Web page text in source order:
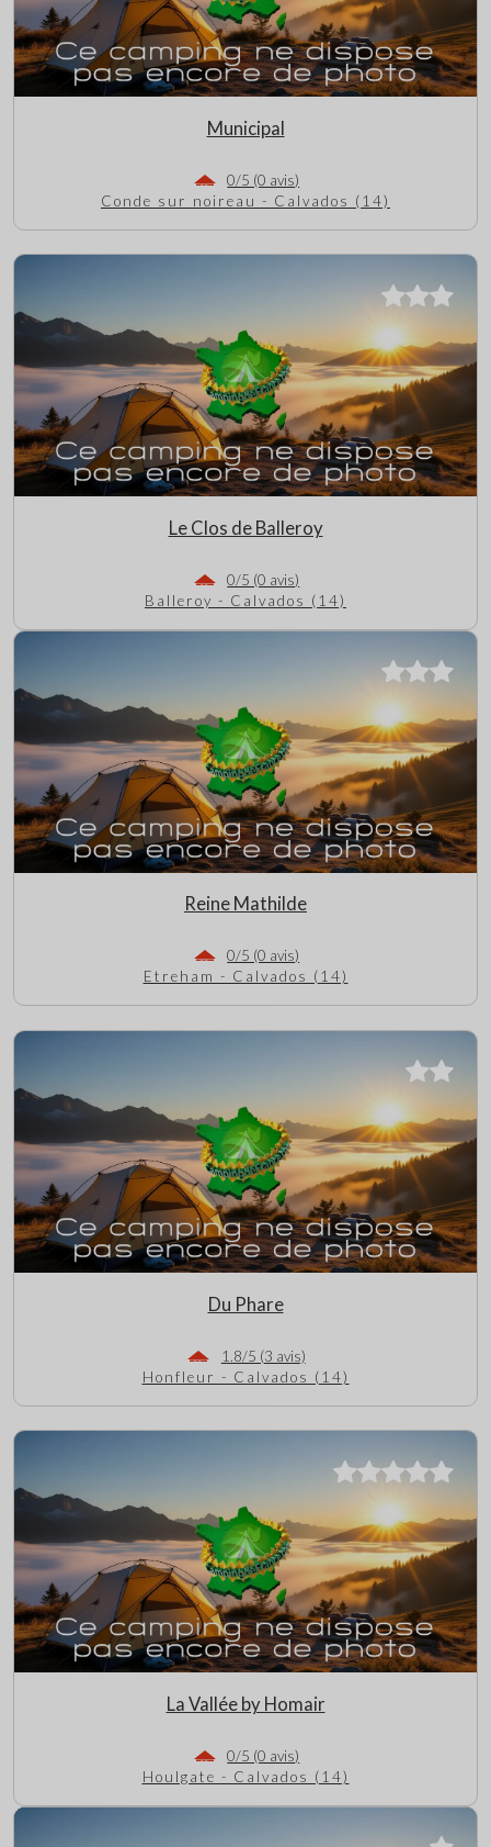
Municipal
0/5 (0 avis)
Conde sur noireau - Calvados (14)
Le Clos de Balleroy
0/5 (0 avis)
Balleroy - Calvados (14)
Reine Mathilde
0/5 (0 avis)
Etreham - Calvados (14)
Du Phare
1.8/5 (3 avis)
Honfleur - Calvados (14)
La Vallée by Homair
0/5 (0 avis)
Houlgate - Calvados (14)